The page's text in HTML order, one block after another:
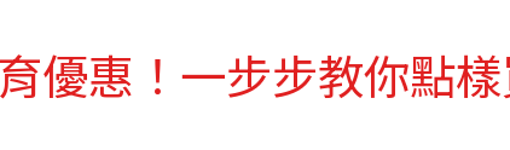
優惠！一步步教你點